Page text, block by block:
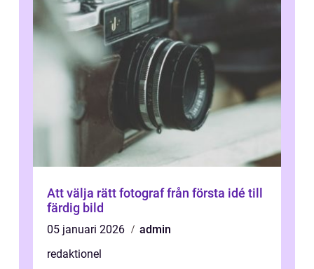
Att välja rätt fotograf från första idé till
färdig bild
05 januari 2026
admin
redaktionel